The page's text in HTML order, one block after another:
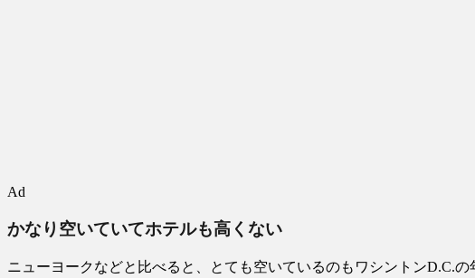
Ad
かなり空いていてホテルも高くない
ニューヨークなどと比べると、とても空いているのもワシントンD.C.の